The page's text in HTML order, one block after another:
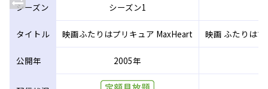
シーズン シーズン1
タイトル 映画ふたりはプリキュア MaxHeart 映画 ふたりは
公開年 2005年